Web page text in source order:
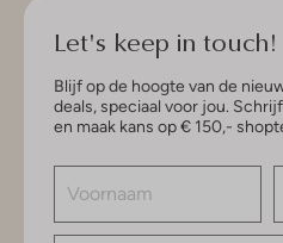
Let's keep in touch!
Blijf op de hoogte van de
deals, speciaal voor jou.
en maak kans op € 150,-